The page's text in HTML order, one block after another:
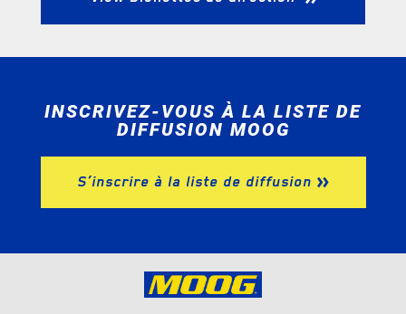
INSCRIVEZ-VOUS À LA LISTE DE
DIFFUSION MOOG
S’inscrire à la liste de diffusion